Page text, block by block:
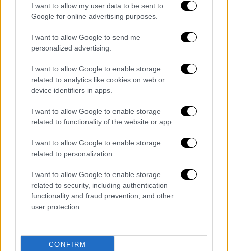
I want to allow my user data to be sent to
Google for online advertising purposes.
I want to allow Google to send me
personalized advertising.
I want to allow Google to enable storage
related to analytics like cookies on web or
device identifiers in apps.
I want to allow Google to enable storage
related to functionality of the website or app.
I want to allow Google to enable storage
related to personalization.
I want to allow Google to enable storage
related to security, including authentication
functionality and fraud prevention, and other
user protection.
CONFIRM
οικολογικό από το ηλεκτρικό
αυτοκίνητο).
Να τελειώσει η πολιτική λιτότητας. Να
πάψουμε να πληρώνουμε τους τόκους
να αρχίσουμε να πληρώνουμε το χρέος
χωρίς να παίρνουμε τα χρήματα από
φτωχούς. Να αναζητήσουμε τα 80
δισεκατομμύρια της φοροδιαφυγής.
Να αντιμετωπιστούν οι αιτίες της
μετανάστευσης.
Οι αιτούντες άσυλο να έχουν μια καλή
μεταχείριση. Τους οφείλουμε στέγη,
ασφάλεια τροφή και παιδεία για τους
ανηλίκους. Συνεργασία με τον
οι χώροι υποδοχής να είναι ανοιχτοί σε
πιο πολλές χώρες του κόσμου ενόσω οι